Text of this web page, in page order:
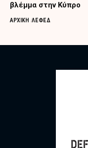
βλέμμα στην Κύπρο
ΑΡΧΙΚΗ ΛΕΦΕΔ